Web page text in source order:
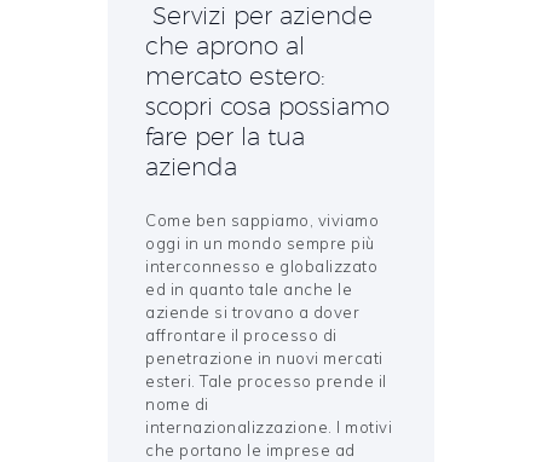
Servizi per aziende
che aprono al
mercato estero:
scopri cosa possiamo
fare per la tua
azienda
Come ben sappiamo, viviamo
oggi in un mondo sempre più
interconnesso e globalizzato
ed in quanto tale anche le
aziende si trovano a dover
affrontare il processo di
penetrazione in nuovi mercati
esteri. Tale processo prende il
nome di
internazionalizzazione. I motivi
che portano le imprese ad